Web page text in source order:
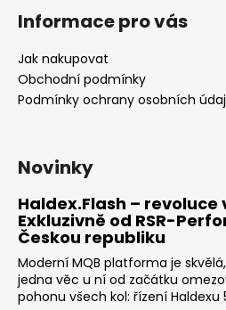
Informace pro vás
Jak nakupovat
Obchodní podmínky
Podmínky ochrany osobních
Novinky
Haldex.Flash – revoluce
Exkluzivně od RSR-
Českou republiku
Moderní MQB platforma je
jedna věc u ní od začátku
pohonu všech kol: řízení Haldexu